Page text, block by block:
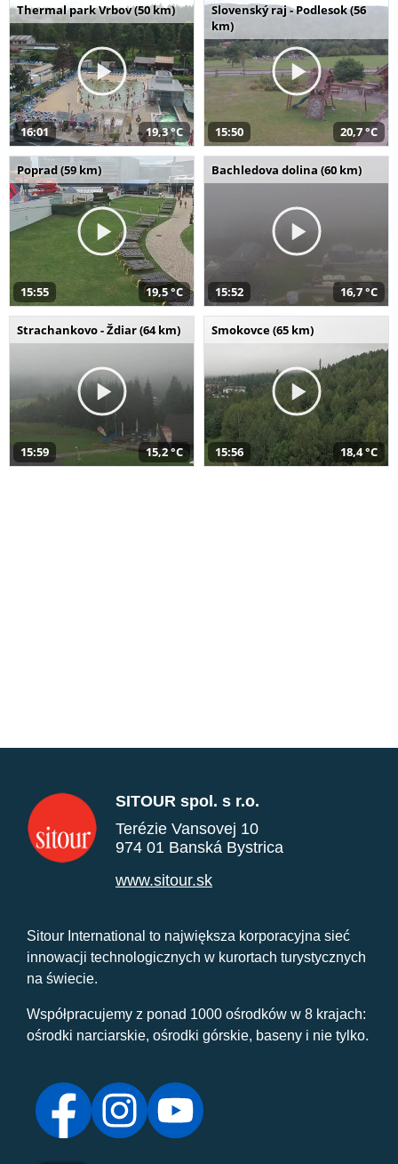
Thermal park Vrbov (50 km)
16:01 19,3 °C
Slovenský raj - Podlesok (56
km)
15:50 20,7 °C
Poprad (59 km)
15:55 19,5 °C
Bachledova dolina (60 km)
15:52 16,7 °C
Strachankovo - Ždiar (64 km)
15:59 15,2 °C
Smokovce (65 km)
15:56 18,4 °C
SITOUR spol. s r.o.
Terézie Vansovej 10
974 01 Banská Bystrica
www.sitour.sk
Sitour International to największa korporacyjna sieć
innowacji technologicznych w kurortach turystycznych
na świecie.
Współpracujemy z ponad 1000 ośrodków w 8 krajach:
ośrodki narciarskie, ośrodki górskie, baseny i nie tylko.